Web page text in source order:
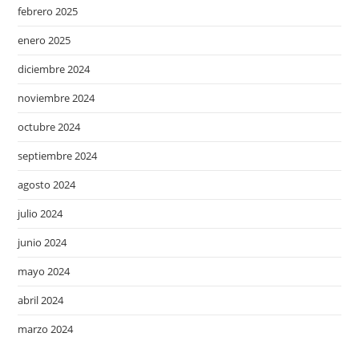
febrero 2025
enero 2025
diciembre 2024
noviembre 2024
octubre 2024
septiembre 2024
agosto 2024
julio 2024
junio 2024
mayo 2024
abril 2024
marzo 2024